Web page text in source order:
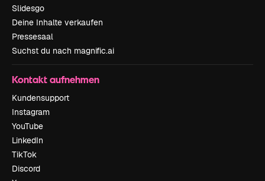
Slidesgo
Deine Inhalte verkaufen
Pressesaal
Suchst du nach magnific.ai
Kontakt aufnehmen
Kundensupport
Instagram
YouTube
LinkedIn
TikTok
Discord